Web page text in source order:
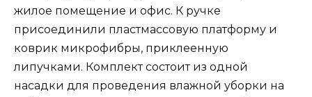
жилое помещение и офис. К ручке
присоединили пластмассовую платформу и
коврик микрофибры, приклеенную
липучками. Комплект состоит из одной
насадки для проведения влажной уборки на